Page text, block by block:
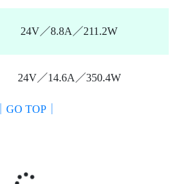
24V／8.8A／211.2W
24V／14.6A／350.4W
｜GO TOP｜